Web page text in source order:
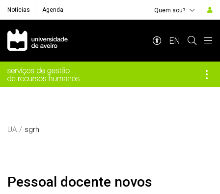
Notícias Agenda Quem sou?
Navegação Principal
EN
UA sgrh
pessoal docente novos